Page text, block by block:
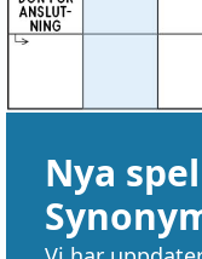
Nya